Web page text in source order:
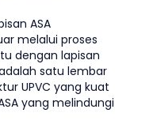
ASA
melalui proses
dengan lapisan
satu lembar
UPVC yang kuat
yang melindungi